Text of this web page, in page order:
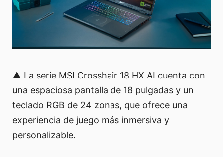
▲ La serie MSI Crosshair 18 HX AI cuenta con
una espaciosa pantalla de 18 pulgadas y un
teclado RGB de 24 zonas, que ofrece una
experiencia de juego más inmersiva y
personalizable.